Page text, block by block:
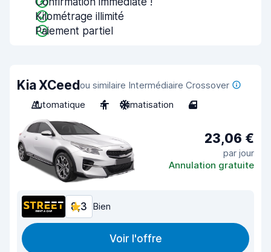
Kilométrage illimité
Paiement partiel
Kia XCeedou similaire Intermédiaire Crossover
Automatique
4 Climatisation 4
23,06 €
par jour
Annulation gratuite
8,3 Bien
Voir l'offre